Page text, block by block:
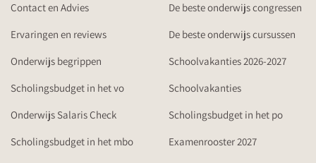
Contact en Advies
De beste onderwijs congressen
Ervaringen en reviews
De beste onderwijs cursussen
Onderwijs begrippen
Schoolvakanties 2026-2027
Scholingsbudget in het vo
Schoolvakanties
Onderwijs Salaris Check
Scholingsbudget in het po
Scholingsbudget in het mbo
Examenrooster 2027